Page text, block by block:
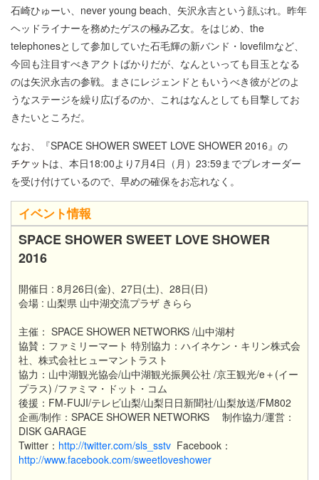
石崎ひゅーい、never young beach、矢沢永吉という顔ぶれ。昨年
ヘッドライナーを務めたゲスの極み乙女。をはじめ、the
telephonesとして参加していた石毛輝の新バンド・lovefilmなど、
今回も注目すべきアクトばかりだが、なんといっても目玉となる
のは矢沢永吉の参戦。まさにレジェンドともいうべき彼がどのよ
うなステージを繰り広げるのか、これはなんとしても目撃してお
きたいところだ。
なお、『SPACE SHOWER SWEET LOVE SHOWER 2016』の
は、本日18:00より7月4日（月）23:59までプレオーダー
を受け付けているので、早めの確保をお忘れなく。
イベント情報
SPACE SHOWER SWEET LOVE SHOWER
2016
開催日 : 8月26日(金)、27日(土)、28日(日)
会場 : 山梨県 山中湖交流プラザ きらら
主催： SPACE SHOWER NETWORKS /山中湖村
協賛：ファミリーマート 特別協力：ハイネケン・キリン株式会
社、株式会社ヒューマントラスト
協力：山中湖観光協会/山中湖観光振興公社 /京王観光/e＋(イー
プラス) /ファミマ・ドット・コム
後援：FM-FUJI/テレビ山梨/山梨日日新聞社/山梨放送/FM802
企画/制作：SPACE SHOWER NETWORKS 制作協力/運営：
DISK GARAGE
Twitter： http://twitter.com/sls_sstv Facebook：
http://www.facebook.com/sweetloveshower